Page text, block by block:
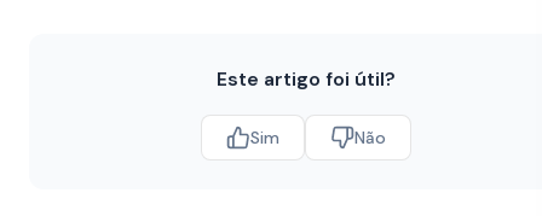
Este artigo foi útil?
Sim Não